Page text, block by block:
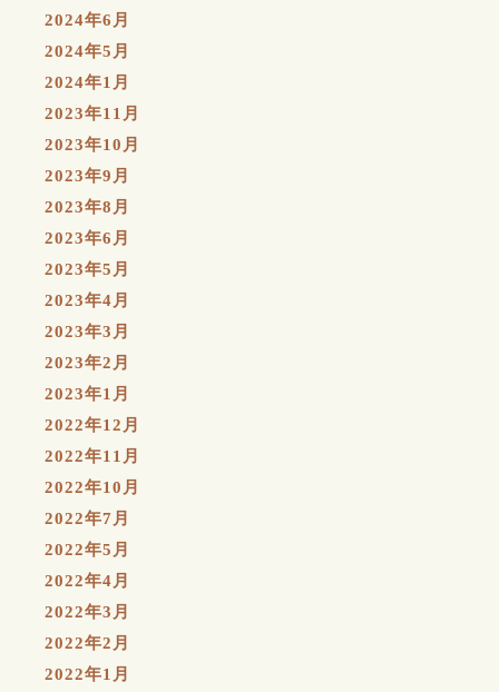
2024年6月
2024年5月
2024年1月
2023年11月
2023年10月
2023年9月
2023年8月
2023年6月
2023年5月
2023年4月
2023年3月
2023年2月
2023年1月
2022年12月
2022年11月
2022年10月
2022年7月
2022年5月
2022年4月
2022年3月
2022年2月
2022年1月